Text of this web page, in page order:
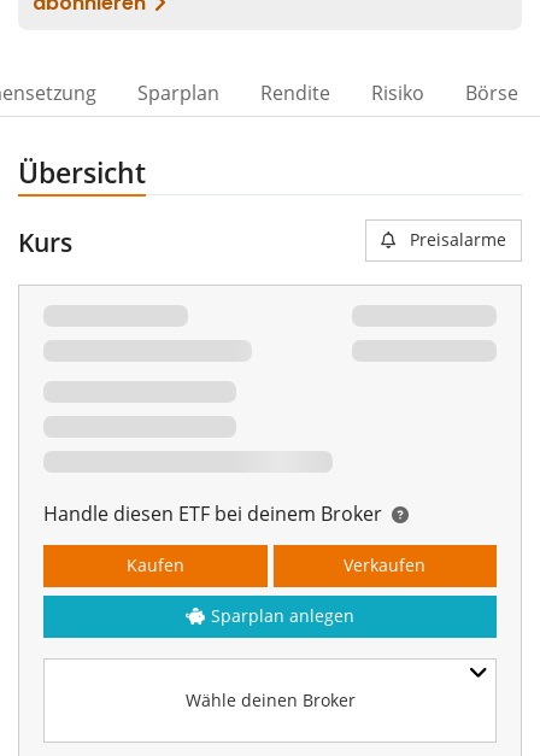
Sparplan Rendite Risiko Börse
Übersicht
Kurs Preisalarme
Handle diesen ETF bei deinem Broker
Wähle deinen Broker
Kaufen Verkaufen
Sparplan anlegen